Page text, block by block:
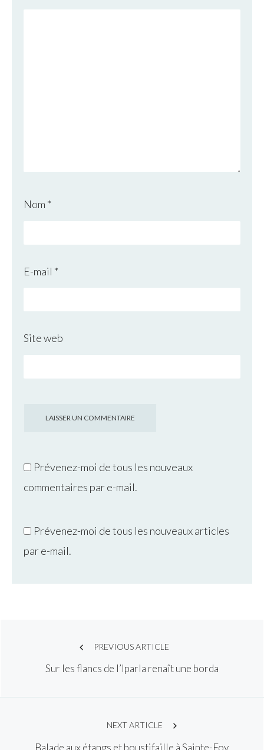
Nom *
E-mail *
Site web
Prévenez-moi de tous les nouveaux
commentaires par e-mail.
Prévenez-moi de tous les nouveaux articles
par e-mail.
navigation
PREVIOUS ARTICLE
Sur les flancs de l’Iparla renaît une borda
NEXT ARTICLE
Balade aux étangs et boustifaille à Sainte-Foy